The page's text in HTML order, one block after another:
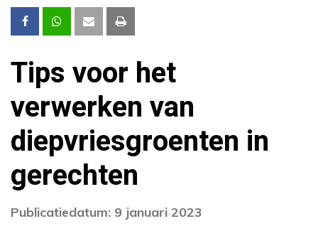
Tips voor het
verwerken van
diepvriesgroenten in
gerechten
Publicatiedatum: 9 januari 2023